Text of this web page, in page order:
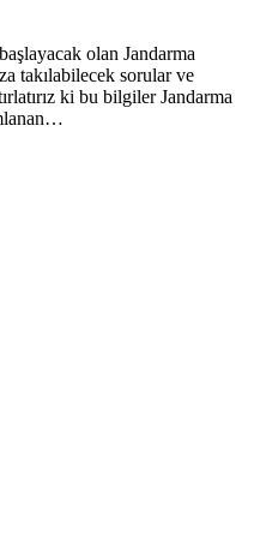
olan Jandarma
takılabilecek sorular ve
ki bu bilgiler Jandarma